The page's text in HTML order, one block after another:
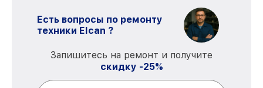
Есть вопросы по ремонту
техники Elcan ?
Запишитесь на ремонт и получите
скидку -25%